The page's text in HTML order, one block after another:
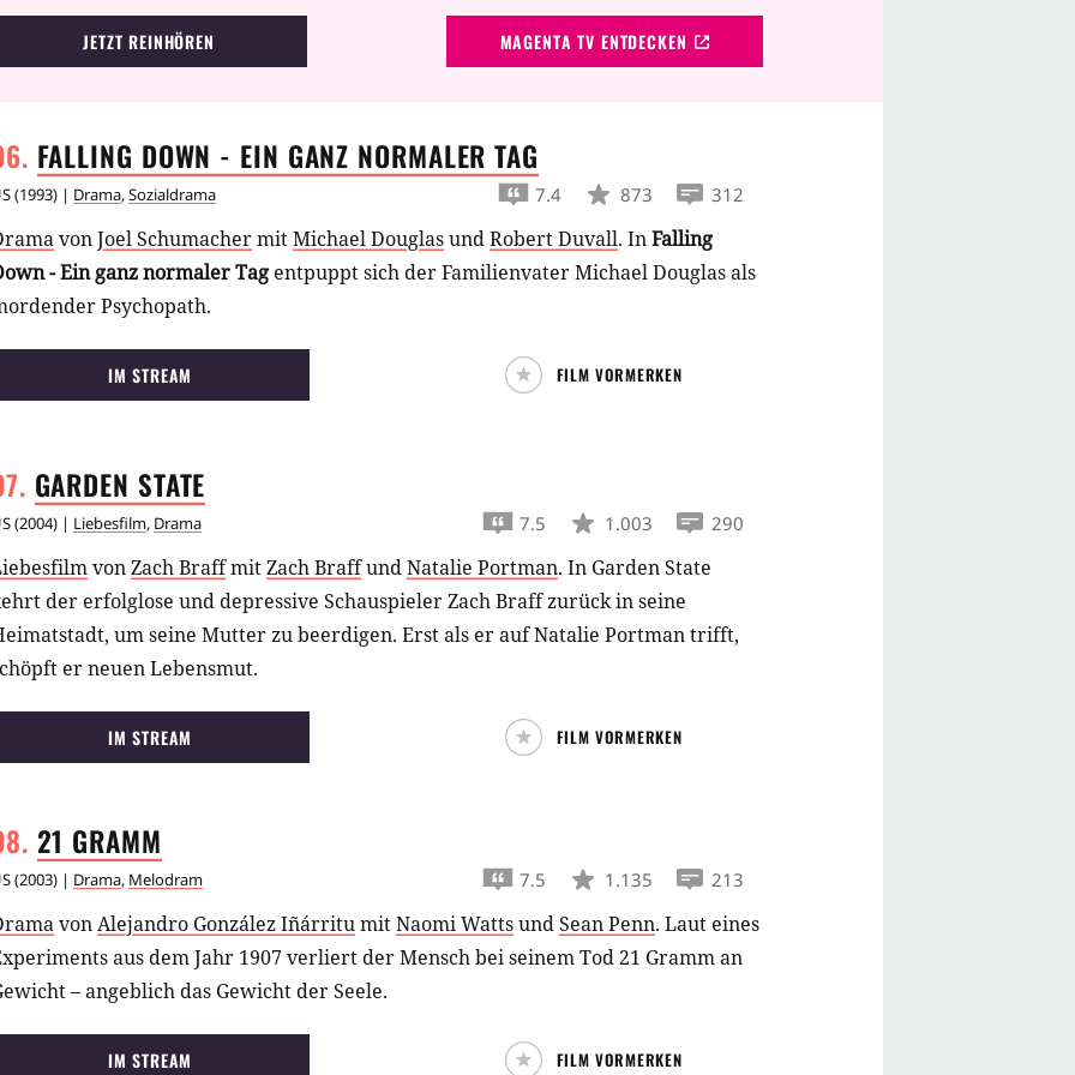
JETZT REINHÖREN MAGENTA TV ENTDECKEN
FALLING DOWN - EIN GANZ NORMALERTAG
(1993) | Drama,Sozialdrama 7.4 873 312
vonJoel SchumachermitMichael DouglasundRobert Duvall. InFalling
- Ein ganz normaler Tag entpuppt sich der Familienvater Michael Douglas als
Psychopath.
IM STREAM FILM VORMERKEN
GARDEN STATE
(2004) | Liebesfilm, Drama 7.5 1.003 290
vonZach BraffmitZach BraffundNatalie Portman. In Garden State
der erfolglose und depressive Schauspieler Zach Braff zurück in seine
um seine Mutter zu beerdigen. Erst als er auf Natalie Portman trifft,
er neuen Lebensmut.
IM STREAM FILM VORMERKEN
21 GRAMM
(2003) | Drama, Melodram 7.5 1.135 213
vonAlejandro González IñárritumitNaomi WattsundSean Penn. Laut eines
aus dem Jahr 1907 verliert der Mensch bei seinem Tod 21 Gramm an
– angeblich das Gewicht der Seele.
IM STREAM FILM VORMERKEN